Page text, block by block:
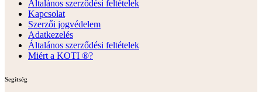
Általános szerződési feltételek
Kapcsolat
Szerzői jogvédelem
Adatkezelés
Általános szerződési feltételek
Miért a KOTI ®?
Segítség